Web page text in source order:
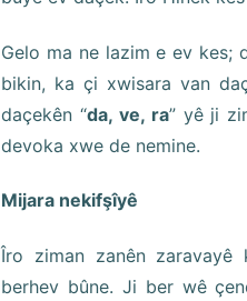
Gelo ma ne lazim e ev kes;
bikin, ka çi xwisara van
daçekên “da, ve, ra” yê ji
devoka xwe de nemine.
Mijara nekifşîyê
Îro ziman zanên zaravayê
berhev bûne. Ji ber wê